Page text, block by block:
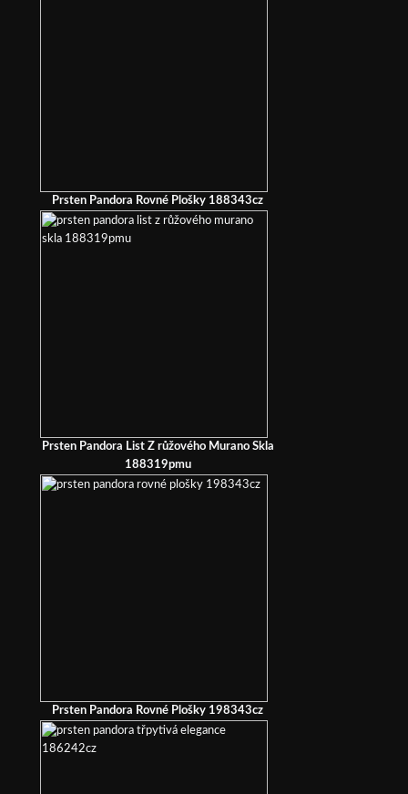
Prsten Pandora Rovné Plošky 188343cz
Prsten Pandora List Z růžového Murano Skla
188319pmu
Prsten Pandora Rovné Plošky 198343cz